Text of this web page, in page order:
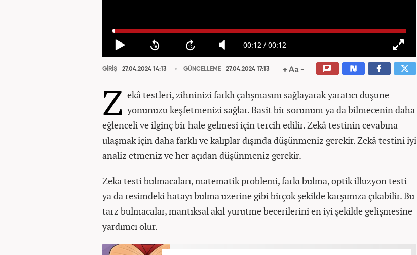
00:12 / 00:12
GİRİŞ 27.04.2024 14:13 GÜNCELLEME 27.04.2024 17:13
Z ekâ testleri, zihninizi farklı çalışmasını sağlayarak yaratıcı düşüne
yönünüzü keşfetmenizi sağlar. Basit bir sorunum ya da bilmecenin daha
eğlenceli ve ilginç bir hale gelmesi için tercih edilir. Zekâ testinin cevabına
ulaşmak için daha farklı ve kalıplar dışında düşünmeniz gerekir. Zekâ testini iyi
analiz etmeniz ve her açıdan düşünmeniz gerekir.
Zeka testi bulmacaları, matematik problemi, farkı bulma, optik illüzyon testi
ya da resimdeki hatayı bulma üzerine gibi birçok şekilde karşımıza çıkabilir. Bu
tarz bulmacalar, mantıksal akıl yürütme becerilerini en iyi şekilde gelişmesine
yardımcı olur.